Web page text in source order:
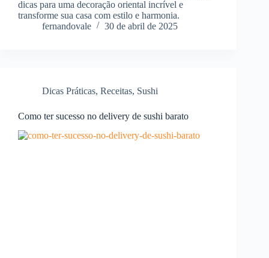
dicas para uma decoração oriental incrível e
transforme sua casa com estilo e harmonia.
fernandovale
30 de abril de 2025
Dicas Práticas, Receitas, Sushi
Como ter sucesso no delivery de sushi barato